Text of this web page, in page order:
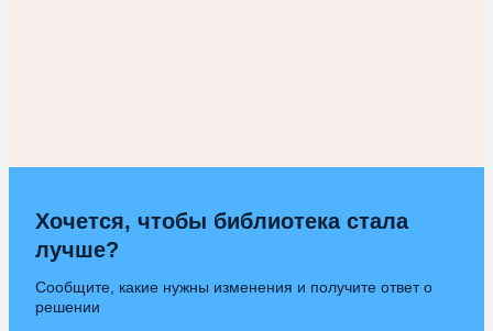
Хочется, чтобы библиотека стала
лучше?
Сообщите, какие нужны изменения и получите ответ о
решении